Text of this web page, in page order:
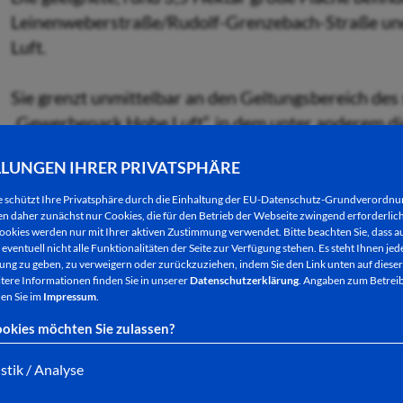
IHRER PRIVATSPHÄRE
schützt Ihre Privatsphäre durch die Einhaltung der EU-Datenschutz-
daher zunächst nur Cookies, die für den Betrieb der Webseite zwingend
werden nur mit Ihrer aktiven Zustimmung verwendet. Bitte beachten Sie, dass
nicht alle Funktionalitäten der Seite zur Verfügung stehen. Es steht Ihnen
zu geben, zu verweigern oder zurückzuziehen, indem Sie den Link unten auf
Informationen finden Sie in unsererDatenschutzerklärung. Angaben zum
Sie im Impressum.
möchten Sie zulassen?
/ Analyse
Leinenweberstraße/Rudolf-Grenzebach-Straße
Luft.
Sie grenzt unmittelbar an den Geltungsbereich
„Gewerbepark Hohe Luft“, in dem unter anderem
Kaserne oder etwa die Unternehmen TLT-Turbo
Das geplante Gewerbegebiet wurde bisher als
landwirtschaftlich genutzt. Die
und steht somit einer Folgenutzung als
der landwirtschaftlichen Betriebsstätte sollen
abgebrochen werden, wenn sie in die
Das nach Westen abfallende Gelände wird zur